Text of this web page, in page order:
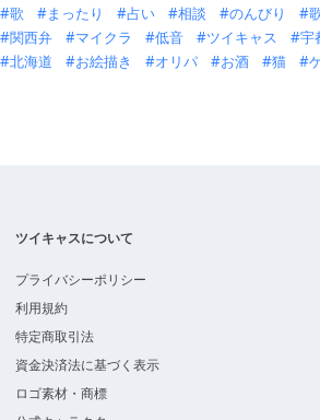
歌
まったり 占い 相談 のんびり
関西弁
マイクラ 低音 ツイキャス 宇
北海道
お絵描き オリパ お酒 猫
ツイキャスについて
プライバシーポリシー
利用規約
特定商取引法
資金決済法に基づく表示
ロゴ素材・商標